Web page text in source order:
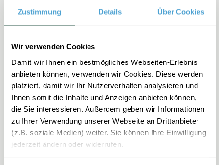
Zustimmung Details Über Cookies
Wir verwenden Cookies
Damit wir Ihnen ein bestmögliches Webseiten-Erlebnis
anbieten können, verwenden wir Cookies. Diese werden
platziert, damit wir Ihr Nutzerverhalten analysieren und
Ihnen somit die Inhalte und Anzeigen anbieten können,
die Sie interessieren. Außerdem geben wir Informationen
zu Ihrer Verwendung unserer Webseite an Drittanbieter
(z.B. soziale Medien) weiter. Sie können Ihre Einwilligung
jederzeit ändern oder widerrufen.
E-Mail
namibia-familienreisen@erle
be.de